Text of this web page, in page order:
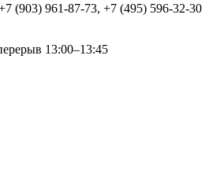
(903) 961-87-73, +7 (495) 596-32-30
13:00–13:45